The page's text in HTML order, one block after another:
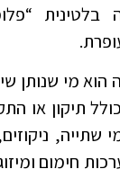
בלטינית
הוא מי שנותן
תיקון או
שתייה,
חימום